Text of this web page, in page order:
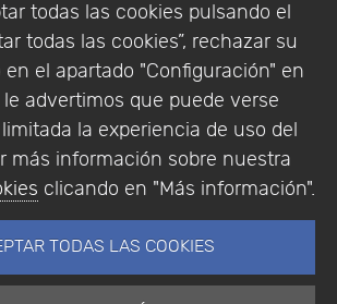
todas las cookies pulsando el
todas las cookies”, rechazar su
el apartado "Configuración" en
advertimos que puede verse
la experiencia de uso del
más información sobre nuestra
clicando en "Más información".
TODAS LAS COOKIES
Legal| Política de Privacidad |
Política de Cookies
1994 - 2026. Addlink Software
Científico, S.L.
Portugal.